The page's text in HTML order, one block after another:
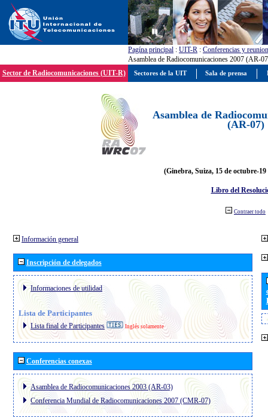
Pagína principal : UIT-R : Conferencias y
Asamblea de Radiocomunicaciones 2007 (AR-
Sector de Radiocomunicaciones (UIT-R)
Asamblea de
(AR-07)
(Ginebra, Suiza, 15 de octubre-19
Libro del
Contraer todo
Información general
Inscripción de delegados
Informaciones de utilidad
Lista de Participantes
Lista final de Participantes Inglés solamente
Conferencias conexas
Asamblea de Radiocomunicaciones 2003 (AR-03)
Conferencia Mundial de Radiocomunicaciones 2007 (CMR-07)
Sectores de la UIT Sala de prensa